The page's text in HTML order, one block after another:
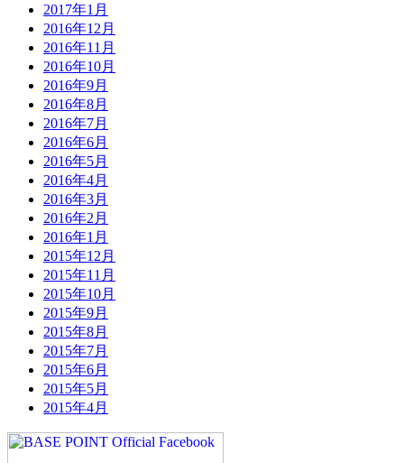
2017年1月
2016年12月
2016年11月
2016年10月
2016年9月
2016年8月
2016年7月
2016年6月
2016年5月
2016年4月
2016年3月
2016年2月
2016年1月
2015年12月
2015年11月
2015年10月
2015年9月
2015年8月
2015年7月
2015年6月
2015年5月
2015年4月